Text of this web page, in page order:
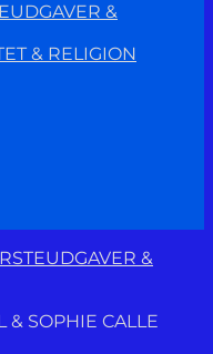
&
& RELIGION
&
& SOPHIE CALLE